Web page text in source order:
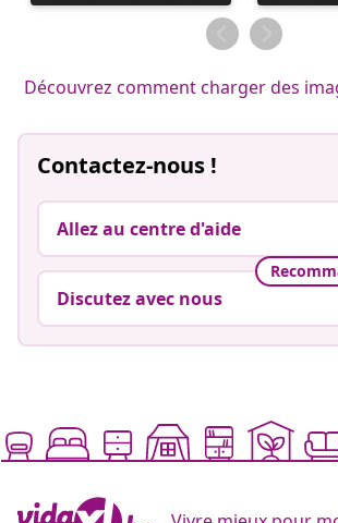
publiée
publiée
par
Découvrez comment charger des
Contactez-nous !
Allez au centre d'aide
Discutez avec nous